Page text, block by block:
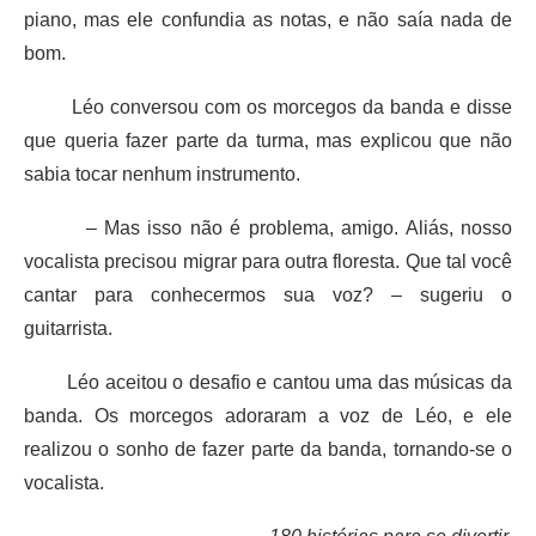
piano, mas ele confundia as notas, e não saía nada de
bom.
Léo conversou com os morcegos da banda e disse
que queria fazer parte da turma, mas explicou que não
sabia tocar nenhum instrumento.
– Mas isso não é problema, amigo. Aliás, nosso
vocalista precisou migrar para outra floresta. Que tal você
cantar para conhecermos sua voz? – sugeriu o
guitarrista.
Léo aceitou o desafio e cantou uma das músicas da
banda. Os morcegos adoraram a voz de Léo, e ele
realizou o sonho de fazer parte da banda, tornando-se o
vocalista.